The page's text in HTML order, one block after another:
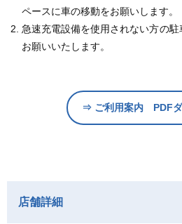
ペースに車の移動をお願いします。
急速充電設備を使用されない方の
お願いいたします。
⇒ ご利用案内 PDFダ
店舗詳細